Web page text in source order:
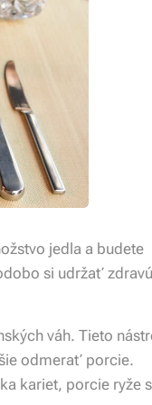
jedla a budete
si udržať zdravú
váh. Tieto
odmerať porcie.
kariet, porcie ryže s